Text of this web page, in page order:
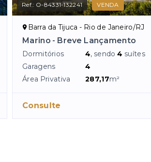
Ref.: O-84331-132241 VENDA
Barra da Tijuca - Rio de Janeiro/RJ
Marino - Breve Lançamento
Dormitórios 4, sendo4 suítes
Garagens
4
Área Privativa
287,17m²
Consulte